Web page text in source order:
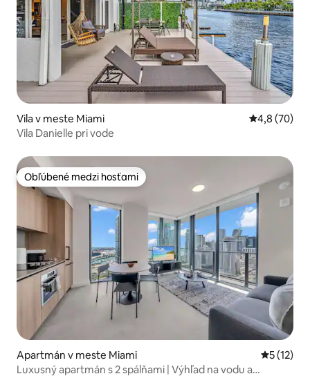
Vila v meste Miami Priemerné
4,8 (70)
Vila Danielle pri vode
Obľúbené medzi hosťami
Obľúbené medzi hosťami
Apartmán v meste Miami
5 (12)
Luxusný apartmán s 2 spálňami | Výhľad na vodu a